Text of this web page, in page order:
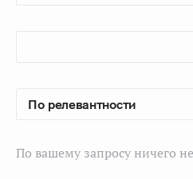
По вашему запросу ничего